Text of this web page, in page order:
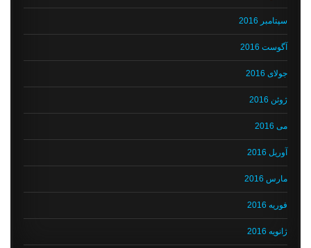
سپتامبر 2016
آگوست 2016
جولای 2016
ژوئن 2016
می 2016
آوریل 2016
مارس 2016
فوریه 2016
ژانویه 2016